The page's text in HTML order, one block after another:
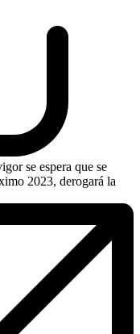
se espera que se
2023, derogará la